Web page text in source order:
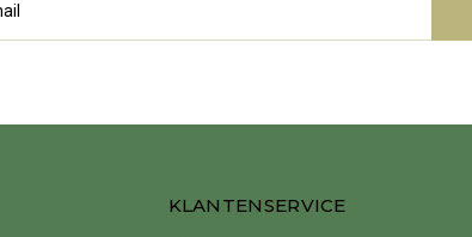
KLANTENSERVICE